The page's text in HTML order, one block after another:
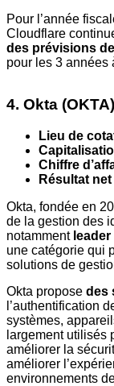
Pour l’année
Cloudflare
des prévisions
pour les 3 années
4. Okta (OKTA)
Lieu de
Chiffre
Résultat net
Okta, fondée en
de la gestion des
notamment
une catégorie qui
solutions de
Okta propose des
l’authentification
systèmes,
largement utilisés
améliorer la
améliorer
environnements